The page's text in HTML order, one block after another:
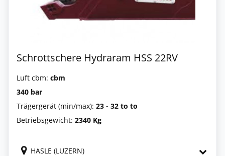
Schrottschere Hydraram HSS 22RV
Luft cbm: cbm
340 bar
Trägergerät (min/max): 23 - 32 to to
Betriebsgewicht: 2340 Kg
HASLE (LUZERN)